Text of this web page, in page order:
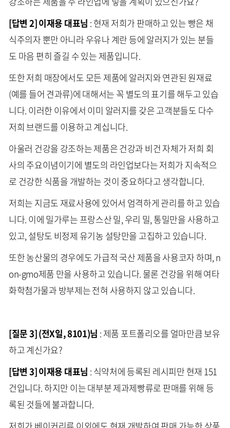
[답변 2] 이재용 대표님 : 현재 저희가 판매하고 있는 빵은 채
식주의자 뿐만 아니라 우유나 계란 등에 알러지가 있는 분들
도 마음 편히 즐길 수 있는 제품입니다.
또한 저희 매장에서도 모든 제품에 알러지와 연관된 원재료
(예를 들어 견과류)에 대해서는 꼭 별도의 표기를 해두고 있습
니다. 이러한 이유에서 이미 알러지를 갖은 고객분들도 다수
저희 브랜드를 이용하고 계십니다.
아울러 건강을 강조하는 제품은 건강과 비건 자체가 저희 회
사의 주요이념이기에 별도의 라인업보다는 저희가 지속적으
로 건강한 식품을 개발하는 것이 중요하다고 생각합니다.
저희는 지금도 재료사용에 있어서 엄격하게 관리를 하고 있습
니다. 이에 밀가루는 프랑스산 밀, 우리 밀, 통밀만을 사용하고
있고, 설탕도 비정제 유기농 설탕만을 고집하고 있습니다.
또한 농산물의 경우에도 가급적 국산 제품을 사용코자 하며, n
on-gmo제품 만을 사용하고 있습니다. 물론 건강을 위해 여타
화학첨가물과 방부제는 전혀 사용하지 않고 있습니다.
[질문 3] (전X일, 8101)님 : 제품 포트폴리오를 얼마만큼 보유
하고 계신가요?
[답변 3] 이재용 대표님 : 식약처에 등록된 레시피만 현재 151
건입니다. 하지만 이는 대부분 제과제빵류로 판매를 위해 등
록된 것들에 불과합니다.